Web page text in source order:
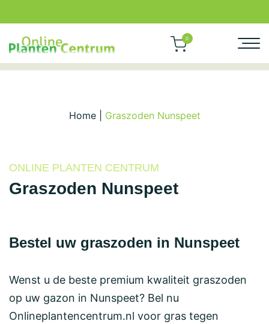
0
Home| Graszoden Nunspeet
ONLINE PLANTEN CENTRUM
Graszoden Nunspeet
Bestel uw graszoden in Nunspeet
Wenst u de beste premium kwaliteit graszoden
op uw gazon in Nunspeet? Bel nu
Onlineplantencentrum.nl voor gras tegen